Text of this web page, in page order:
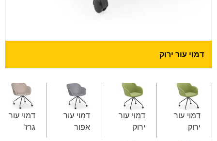
דמוי עור ירוק
דמוי עור
ירוק
דמוי עור
ירוק
דמוי עור
אפור
דמוי עור
גרז'